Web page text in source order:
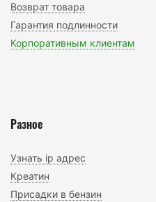
Возврат товара
Гарантия подлинности
Корпоративным клиентам
Разное
Узнать ip адрес
Креатин
Присадки в бензин